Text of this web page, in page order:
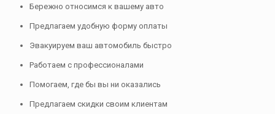
Бережно относимся к вашему авто
Предлагаем удобную форму оплаты
Эвакуируем ваш автомобиль быстро
Работаем с профессионалами
Помогаем, где бы вы ни оказались
Предлагаем скидки своим клиентам